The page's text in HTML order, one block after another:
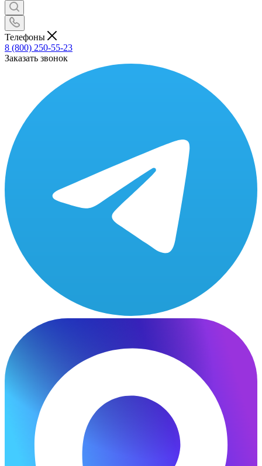
Телефоны
8 (800) 250-55-23
Заказать звонок